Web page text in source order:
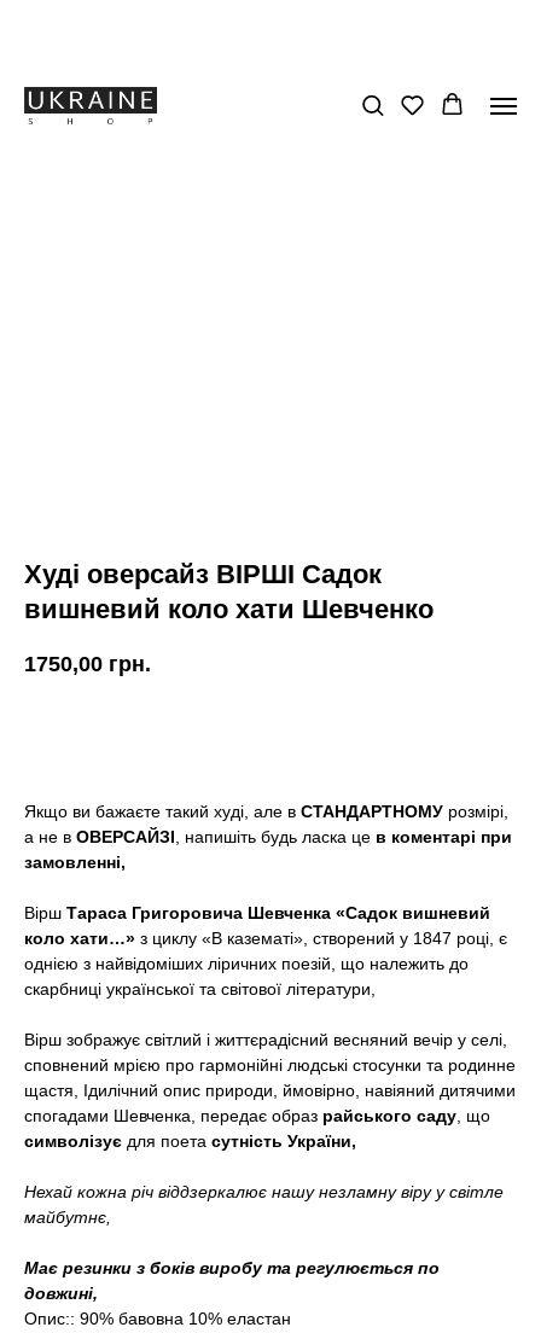
Худі оверсайз ВІРШІ Садок
вишневий коло хати Шевченко
1750,00 грн.
Якщо ви бажаєте такий худі, але в СТАНДАРТНОМУ розмірі,
а не в ОВЕРСАЙЗІ, напишіть будь ласка це в коментарі при
замовленні,
Вірш Тараса Григоровича Шевченка «Садок вишневий
коло хати…» з циклу «В казематі», створений у 1847 році, є
однією з найвідоміших ліричних поезій, що належить до
скарбниці української та світової літератури,
Вірш зображує світлий і життєрадісний весняний вечір у селі,
сповнений мрією про гармонійні людські стосунки та родинне
щастя, Ідилічний опис природи, ймовірно, навіяний дитячими
спогадами Шевченка, передає образ райського саду, що
символізує для поета сутність України,
Нехай кожна річ віддзеркалює нашу незламну віру у світле
майбутнє,
Має резинки з боків виробу та регулюється по
довжині,
Опис:: 90% бавовна 10% еластан